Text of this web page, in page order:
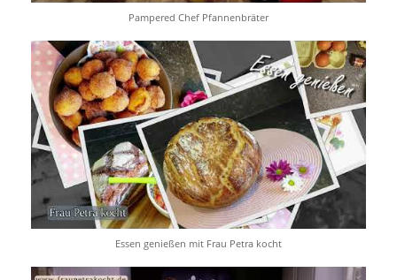
Pampered Chef Pfannenbräter
Essen genießen mit Frau Petra kocht